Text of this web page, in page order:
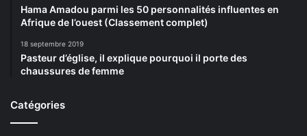
Hama Amadou parmi les 50 personnalités influentes en
Afrique de l’ouest (Classement complet)
18 septembre 2019
Pasteur d’église, il explique pourquoi il porte des
chaussures de femme
Catégories